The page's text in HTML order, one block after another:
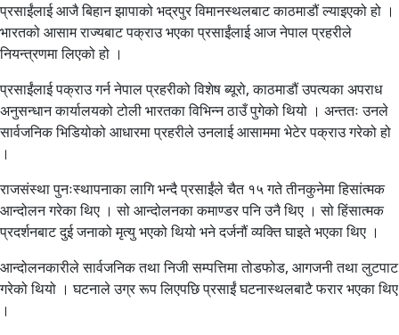
प्रसाईंलाई आजै बिहान झापाको भद्रपुर विमानस्थलबाट काठमाडौं ल्याइएको हो ।
भारतको आसाम राज्यबाट पक्राउ भएका प्रसाईंलाई आज नेपाल प्रहरीले
नियन्त्रणमा लिएको हो ।
प्रसाईंलाई पक्राउ गर्न नेपाल प्रहरीको विशेष ब्यूरो, काठमाडौं उपत्यका अपराध
अनुसन्धान कार्यालयको टोली भारतका विभिन्न ठाउँ पुगेको थियो । अन्ततः उनले
सार्वजनिक भिडियोको आधारमा प्रहरीले उनलाई आसाममा भेटेर पक्राउ गरेको हो
।
राजसंस्था पुनःस्थापनाका लागि भन्दै प्रसाईंले चैत १५ गते तीनकुनेमा हिसांत्मक
आन्दोलन गरेका थिए । सो आन्दोलनका कमाण्डर पनि उनै थिए । सो हिंसात्मक
प्रदर्शनबाट दुई जनाको मृत्यु भएको थियो भने दर्जनौं व्यक्ति घाइते भएका थिए ।
आन्दोलनकारीले सार्वजनिक तथा निजी सम्पत्तिमा तोडफोड, आगजनी तथा लुटपाट
गरेको थियो । घटनाले उग्र रूप लिएपछि प्रसाईं घटनास्थलबाटै फरार भएका थिए
।